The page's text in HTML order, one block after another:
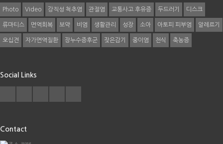
Photo Video 강직성 척추염 관절염 교통사고 후유증 두드러기 디스크
류마티스 면역회복 보약 비염 생활관리 성장 소아 아토피 피부염 알레르기
오십견 자가면역질환 장누수증후군 잦은감기 중이염 천식 축농증
Social Links
Contact